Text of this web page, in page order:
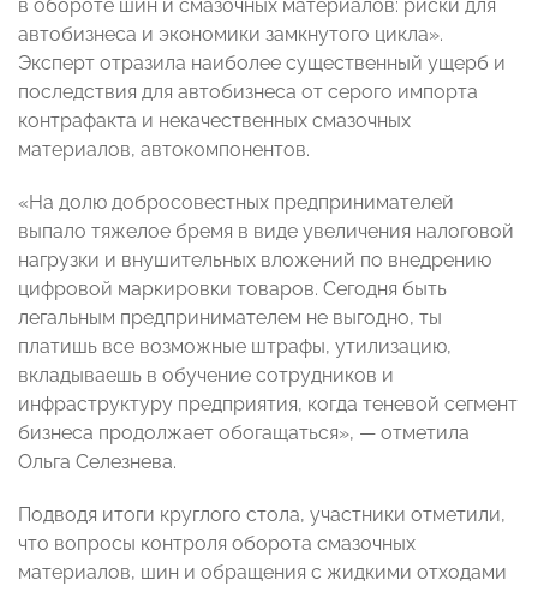
в обороте шин и смазочных материалов: риски для
автобизнеса и экономики замкнутого цикла».
Эксперт отразила наиболее существенный ущерб и
последствия для автобизнеса от серого импорта
контрафакта и некачественных смазочных
материалов, автокомпонентов.
«На долю добросовестных предпринимателей
выпало тяжелое бремя в виде увеличения налоговой
нагрузки и внушительных вложений по внедрению
цифровой маркировки товаров. Сегодня быть
легальным предпринимателем не выгодно, ты
платишь все возможные штрафы, утилизацию,
вкладываешь в обучение сотрудников и
инфраструктуру предприятия, когда теневой сегмент
бизнеса продолжает обогащаться», — отметила
Ольга Селезнева.
Подводя итоги круглого стола, участники отметили,
что вопросы контроля оборота смазочных
материалов, шин и обращения с жидкими отходами